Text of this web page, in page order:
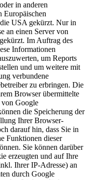
in anderen
Europäischen
USA gekürzt. Nur in
an einen Server von
Im Auftrag des
Informationen
um Reports
und um weitere mit
verbundene
zu erbringen. Die
Browser übermittelte
Google
die Speicherung der
Ihrer Browser-
darauf hin, dass Sie in
Funktionen dieser
Sie können darüber
erzeugten und auf Ihre
Ihrer IP-Adresse) an
durch Google